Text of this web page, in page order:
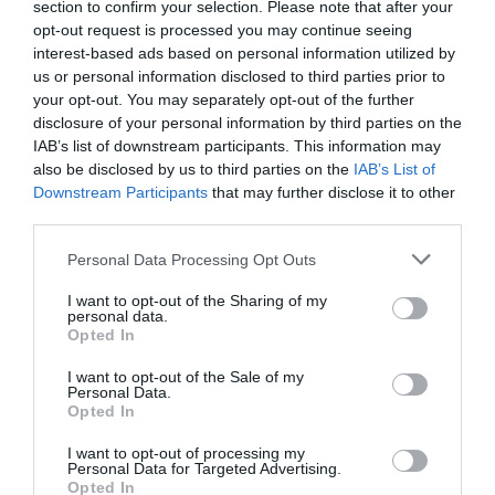
section to confirm your selection. Please note that after your
opt-out request is processed you may continue seeing
interest-based ads based on personal information utilized by
us or personal information disclosed to third parties prior to
your opt-out. You may separately opt-out of the further
disclosure of your personal information by third parties on the
IAB’s list of downstream participants. This information may
also be disclosed by us to third parties on the IAB’s List of
Downstream Participants that may further disclose it to other
Personal Data Processing Opt Outs
I want to opt-out of the Sharing of my
personal data.
Opted In
I want to opt-out of the Sale of my
Personal Data.
Opted In
I want to opt-out of processing my
Personal Data for Targeted Advertising.
Opted In
profesionales remunerados
orientados al paciente
Noticias y novedades
Redacción
25/03/2015
«Cuando el ciudadano vea una farmacia y
piense que allí se le facilitarán servicios y
atención para influir en su estado de salud, la
batalla estará ganada». Según Jordi
Dalmases, presidente del Colegio Oficial de
Farmacéuticos de Barcelona, el futuro del
cuando asuma un rol asistencial y así lo
enmarcadas en el Documento de Córdoba»,
2015.
que impregnar cualquier iniciativa
que surja de Infarma porque es una
Entrevistas Redacción
19/03/2015
Para Jordi de Dalmases el conocimiento es